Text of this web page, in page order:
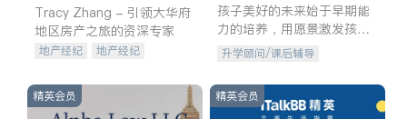
Tracy Zhang - 引领大华府
地区房产之旅的资深专家
地产经纪
地产经纪
商铺租售
孩子美好的未来始于早期能
力的培养，用愿景激发孩子
的学习潜力和动力。理念：
拥有成长型心态是成功的基
石。
升学顾问/课后辅导
精英会员 精英会员